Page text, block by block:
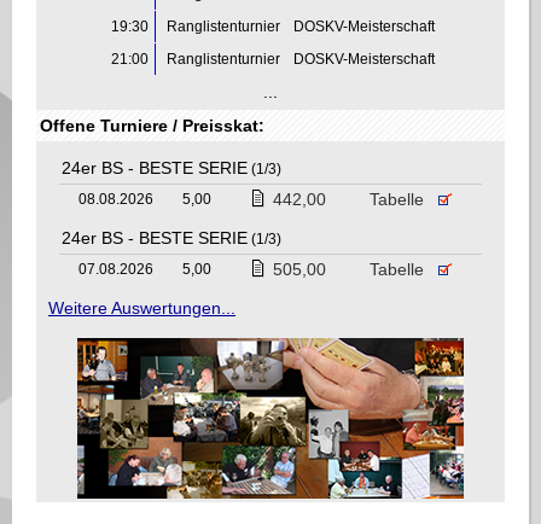
19:30
Ranglistenturnier
DOSKV-Meisterschaft
21:00
Ranglistenturnier DOSKV-Meisterschaft
Offene Turniere / Preisskat:
24er BS - BESTE SERIE (1/3)
08.08.2026
5,00 442,00
Tabelle
24er BS - BESTE SERIE (1/3)
07.08.2026
5,00 505,00
Tabelle
Weitere Auswertungen...